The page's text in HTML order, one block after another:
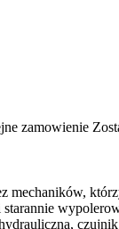
zamowienie
mechaników,